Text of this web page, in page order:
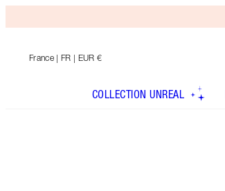
France | FR | EUR €
COLLECTION UNREAL